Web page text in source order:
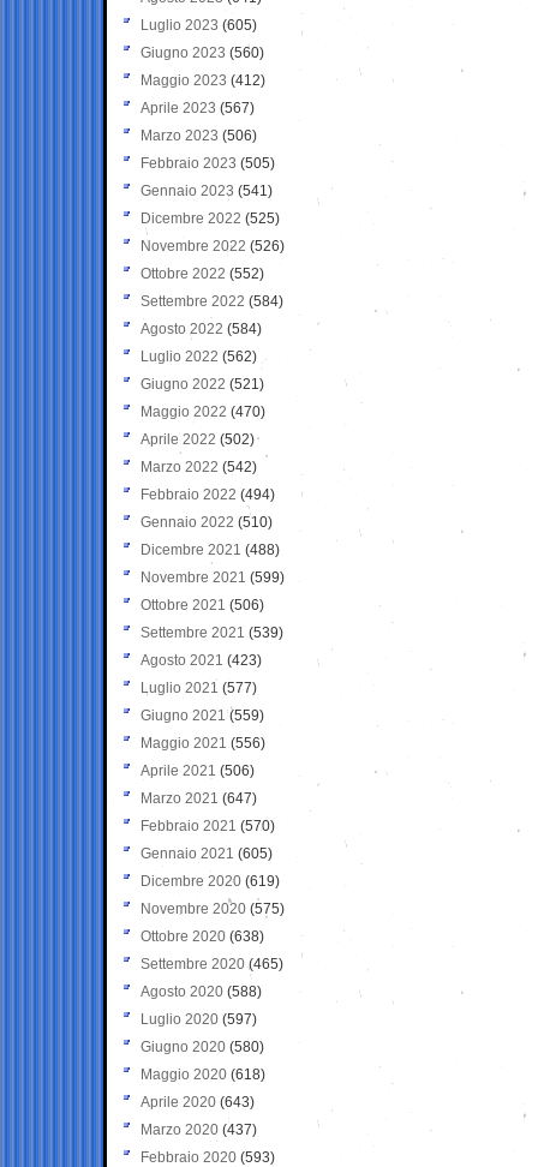
Luglio 2023 (605)
Giugno 2023 (560)
Maggio 2023 (412)
Aprile 2023 (567)
Marzo 2023 (506)
Febbraio 2023 (505)
Gennaio 2023 (541)
Dicembre 2022 (525)
Novembre 2022 (526)
Ottobre 2022 (552)
Settembre 2022 (584)
Agosto 2022 (584)
Luglio 2022 (562)
Giugno 2022 (521)
Maggio 2022 (470)
Aprile 2022 (502)
Marzo 2022 (542)
Febbraio 2022 (494)
Gennaio 2022 (510)
Dicembre 2021 (488)
Novembre 2021 (599)
Ottobre 2021 (506)
Settembre 2021 (539)
Agosto 2021 (423)
Luglio 2021 (577)
Giugno 2021(559)
Maggio 2021 (556)
Aprile 2021 (506)
Marzo 2021 (647)
Febbraio 2021 (570)
Gennaio 2021 (605)
Dicembre 2020 (619)
Novembre 2020 (575)
Ottobre 2020 (638)
Settembre 2020(465)
Agosto 2020 (588)
Luglio 2020 (597)
Giugno 2020 (580)
Maggio 2020 (618)
Aprile 2020 (643)
Marzo 2020 (437)
Febbraio 2020 (593)